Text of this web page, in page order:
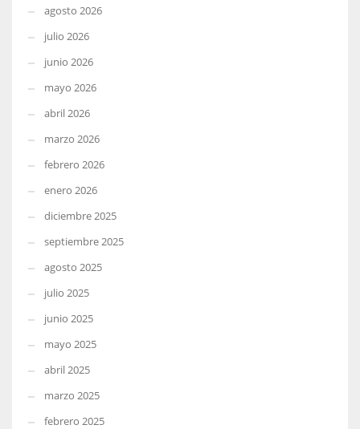
agosto 2026
julio 2026
junio 2026
mayo 2026
abril 2026
marzo 2026
febrero 2026
enero 2026
diciembre 2025
septiembre 2025
agosto 2025
julio 2025
junio 2025
mayo 2025
abril 2025
marzo 2025
febrero 2025